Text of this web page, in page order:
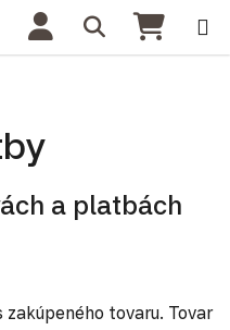
Hľadať
a platbách
zakúpeného tovaru. Tovar